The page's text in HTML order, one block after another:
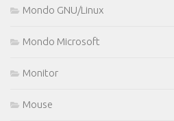
Mondo GNU/Linux
Mondo Microsoft
Monitor
Mouse